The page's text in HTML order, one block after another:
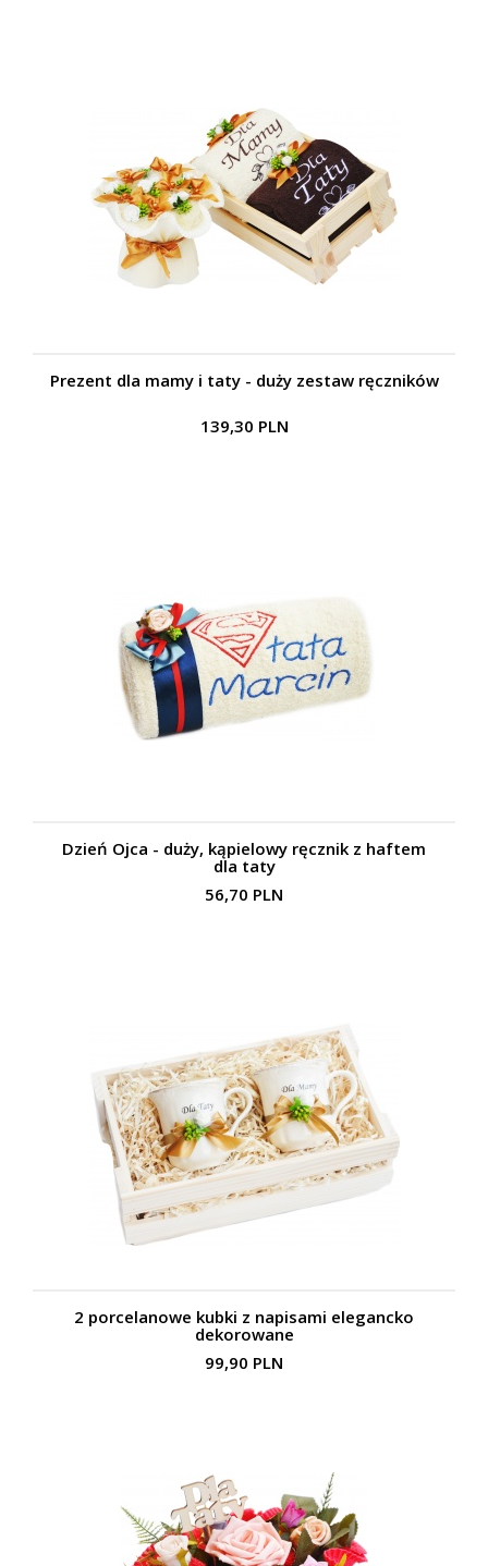
Prezent dla mamy i taty - duży zestaw ręczników
139,30 PLN
Dzień Ojca - duży, kąpielowy ręcznik z haftem
dla taty
56,70 PLN
2 porcelanowe kubki z napisami elegancko
dekorowane
99,90 PLN